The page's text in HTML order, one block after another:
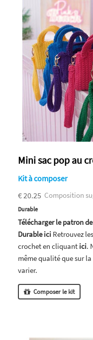
Mini sac pop au
Kit à composer
€ 20.25 Composition
Durable
Télécharger le patron
Durable ici Retrouvez
crochet en cliquant ici.
même qualité que sur
varier.
Composer le kit